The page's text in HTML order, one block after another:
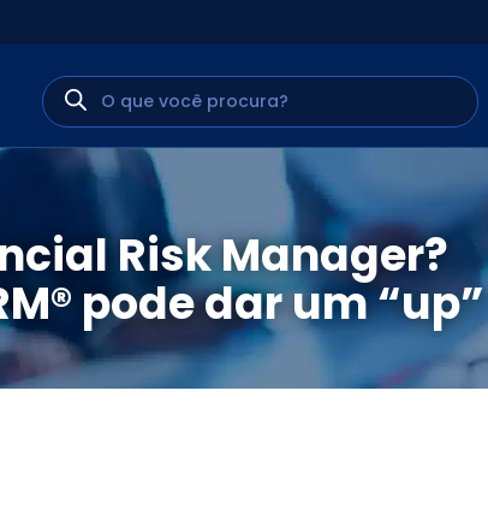
MINHA CONTA
Risk Manager?
pode dar um “up”